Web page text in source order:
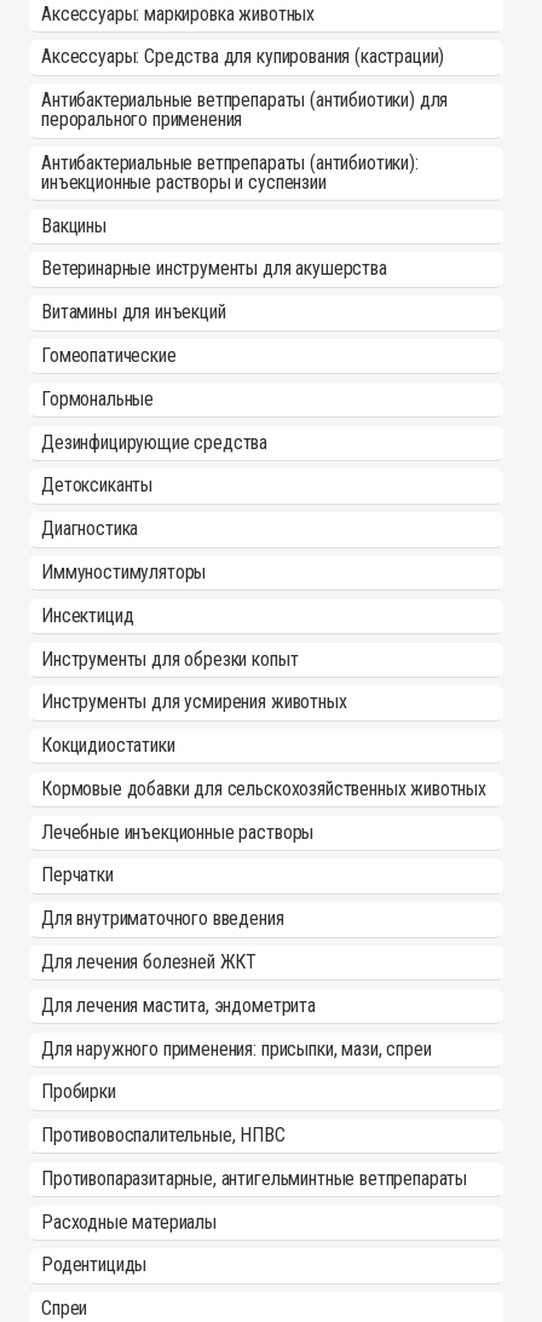
Аксессуары: маркировка животных
Аксессуары: Средства для купирования (кастрации)
Антибактериальные ветпрепараты (антибиотики) для
перорального применения
Антибактериальные ветпрепараты (антибиотики):
инъекционные растворы и суспензии
Вакцины
Ветеринарные инструменты для акушерства
Витамины для инъекций
Гомеопатические
Гормональные
Дезинфицирующие средства
Детоксиканты
Диагностика
Иммуностимуляторы
Инсектицид
Инструменты для обрезки копыт
Инструменты для усмирения животных
Кокцидиостатики
Кормовые добавки для сельскохозяйственных животных
Лечебные инъекционные растворы
Перчатки
Для внутриматочного введения
Для лечения болезней ЖКТ
Для лечения мастита, эндометрита
Для наружного применения: присыпки, мази, спреи
Пробирки
Противовоспалительные, НПВС
Противопаразитарные, антигельминтные ветпрепараты
Расходные материалы
Родентициды
Спреи